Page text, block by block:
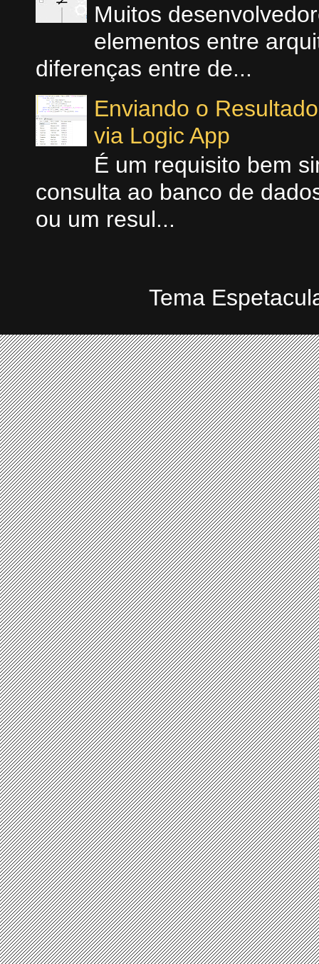
Muitos
elementos entre
diferenças entre de...
Enviando o
via Logic App
É um requisito bem
consulta ao banco de
ou um resul...
Tema